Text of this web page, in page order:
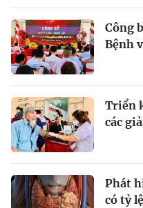
Công
Bệnh
Triển
các
Phát
có tỷ